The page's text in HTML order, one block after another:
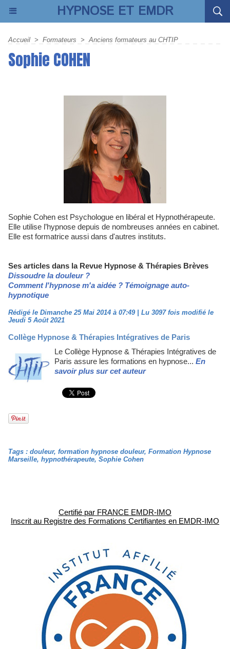
HYPNOSE ET EMDR
Accueil > Formateurs > Anciens formateurs au CHTIP
Sophie COHEN
Sophie Cohen est Psychologue en libéral et Hypnothérapeute.
Elle utilise l’hypnose depuis de nombreuses années en cabinet.
Elle est formatrice aussi dans d'autres instituts.
Ses articles dans la Revue Hypnose & Thérapies Brèves
Dissoudre la douleur ?
Comment l'hypnose m'a aidée ? Témoignage auto-
hypnotique
Rédigé le Dimanche 25 Mai 2014 à 07:49 | Lu 3097 fois modifié le
Jeudi 5 Août 2021
Collège Hypnose & Thérapies Intégratives de Paris
Le Collège Hypnose & Thérapies Intégratives de
Paris assure les formations en hypnose... En
savoir plus sur cet auteur
Tags : douleur, formation hypnose douleur, Formation Hypnose
Marseille, hypnothérapeute, Sophie Cohen
Certifié par FRANCE EMDR-IMO
Inscrit au Registre des Formations Certifiantes en EMDR-IMO